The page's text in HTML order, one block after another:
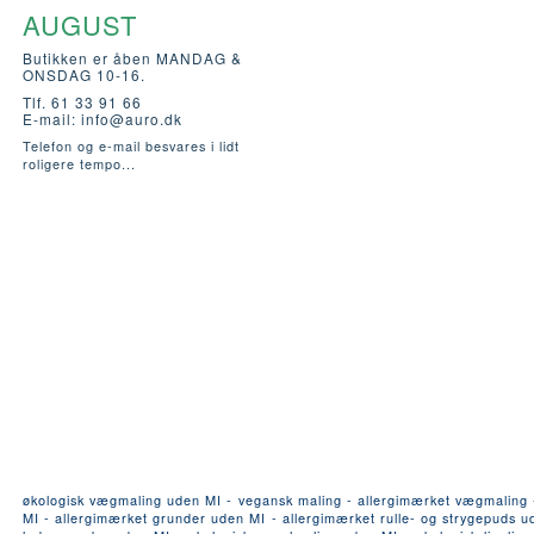
AUGUST
Butikken er åben MANDAG &
ONSDAG 10-16.
Tlf. 61 33 91 66
E-mail: info@auro.dk
Telefon og e-mail besvares i lidt
roligere tempo...
økologisk vægmaling uden MI - vegansk maling - allergimærket
MI - allergimærket grunder uden MI - allergimærket rulle- og strygepuds